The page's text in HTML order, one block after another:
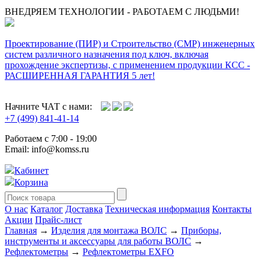
ВНЕДРЯЕМ ТЕХНОЛОГИИ - РАБОТАЕМ С ЛЮДЬМИ!
Проектирование (ПИР) и Cтроительство (СМР) инженерных
систем различного назначения под ключ, включая
прохождение экспертизы, с применением продукции КСС -
РАСШИРЕННАЯ ГАРАНТИЯ 5 лет!
Начните ЧАТ с нами:
+7 (499) 841-41-14
Работаем с 7:00 - 19:00
Email: info@komss.ru
Кабинет
Корзина
О нас Каталог Доставка Техническая информация Контакты
Акции Прайс-лист
Главная → Изделия для монтажа ВОЛС → Приборы,
инструменты и аксессуары для работы ВОЛС →
Рефлектометры → Рефлектометры EXFO